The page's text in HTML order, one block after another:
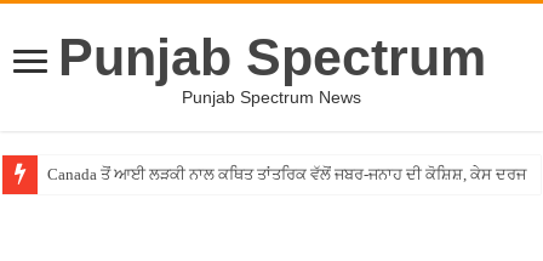
Punjab Spectrum
Punjab Spectrum News
Canada ਤੋਂ ਆਈ ਲੜਕੀ ਨਾਲ ਕਥਿਤ ਤਾਂਤਰਿਕ ਵੱਲੋਂ ਜਬਰ-ਜਨਾਹ ਦੀ ਕੋਸ਼ਿਸ਼, ਕੇਸ ਦਰਜ